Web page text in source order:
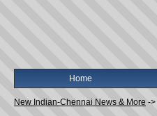
Home
New Indian-Chennai News & More ->